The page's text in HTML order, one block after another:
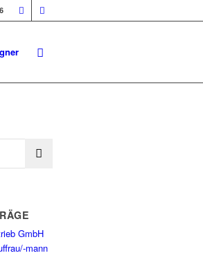
GmbH
mann